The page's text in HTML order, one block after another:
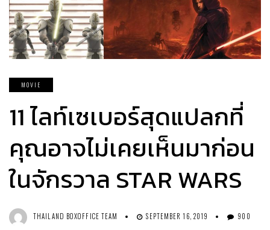
MOVIE
11 ไลท์เซเบอร์สุดแปลกที่
คุณอาจไม่เคยเห็นมาก่อน
ในจักรวาล STAR WARS
THAILAND BOXOFFICE TEAM SEPTEMBER 16, 2019
900